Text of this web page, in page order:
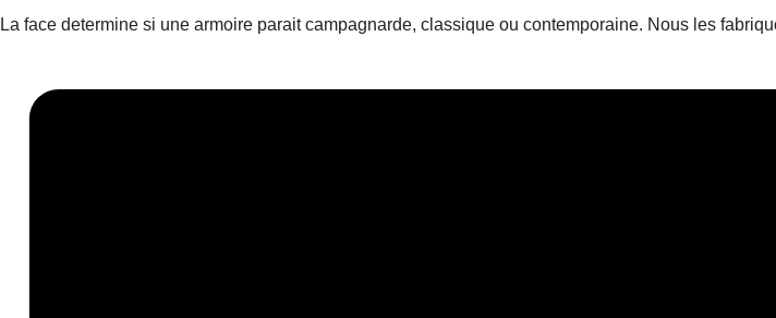
La face determine si une armoire parait campagnarde, classique ou contemporaine. Nous les